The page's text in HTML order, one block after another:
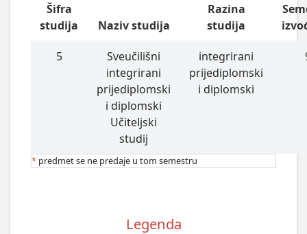
Šifra
studija
Naziv studija
Razina
studija
5
Sveučilišni
integrirani
prijediplomski
i diplomski
Učiteljski
studij
integrirani
prijediplomski
i diplomski
* predmet se ne predaje u tom semestru
Legenda